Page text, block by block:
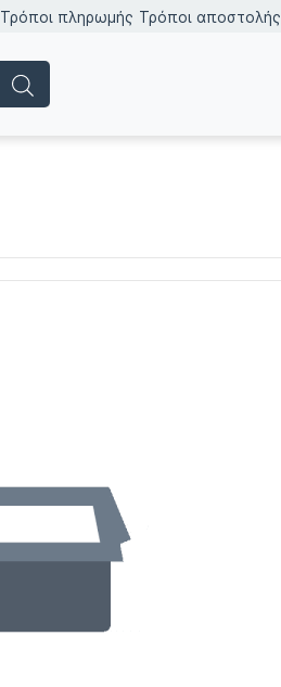
Τρόποι πληρωμής Τρόποι αποστολής